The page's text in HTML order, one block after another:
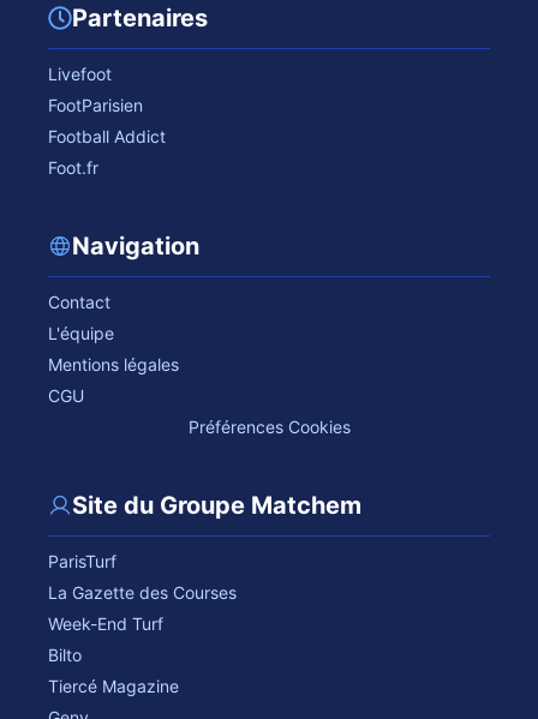
Partenaires
Livefoot
FootParisien
Football Addict
Foot.fr
Navigation
Contact
L'équipe
Mentions légales
CGU
Préférences Cookies
Site du Groupe Matchem
ParisTurf
La Gazette des Courses
Week-End Turf
Bilto
Tiercé Magazine